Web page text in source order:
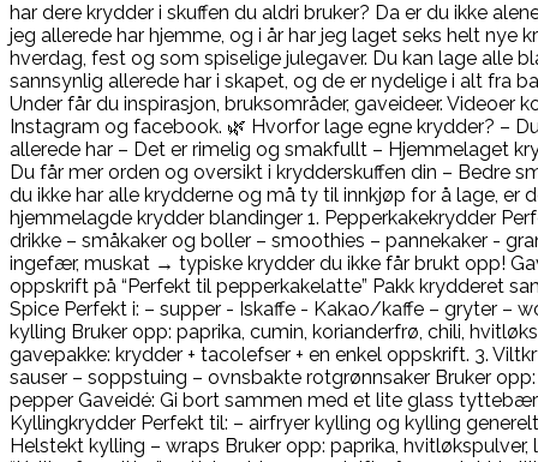
har dere krydder i skuffen du aldri bruker? Da er du ikke
jeg allerede har hjemme, og i år har jeg laget seks helt nye
hverdag, fest og som spiselige julegaver. Du kan lage alle
sannsynlig allerede har i skapet, og de er nydelige i alt fra
Under får du inspirasjon, bruksområder, gaveideer. Videoer
Instagram og facebook. 🌿 Hvorfor lage egne krydder? –
allerede har – Det er rimelig og smakfullt – Hjemmelaget
Du får mer orden og oversikt i krydderskuffen din – Bedre
du ikke har alle krydderne og må ty til innkjøp for å lage, er
hjemmelagde krydder blandinger 1. Pepperkakekrydder
drikke – småkaker og boller – smoothies – pannekaker -
ingefær, muskat → typiske krydder du ikke får brukt opp!
oppskrift på “Perfekt til pepperkakelatte” Pakk krydderet
Spice Perfekt i: – supper - Iskaffe - Kakao/kaffe – gryter –
kylling Bruker opp: paprika, cumin, korianderfrø, chili,
gavepakke: krydder + tacolefser + en enkel oppskrift. 3.
sauser – soppstuing – ovnsbakte rotgrønnsaker Bruker
pepper Gaveidé: Gi bort sammen med et lite glass
Kyllingkrydder Perfekt til: – airfryer kylling og kylling
Helstekt kylling – wraps Bruker opp: paprika,